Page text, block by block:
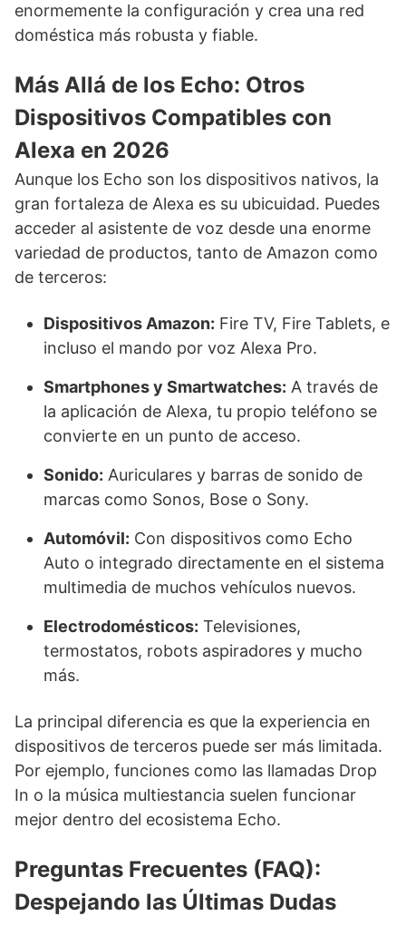
enormemente la configuración y crea una red
doméstica más robusta y fiable.
Más Allá de los Echo: Otros
Dispositivos Compatibles con
Alexa en 2026
Aunque los Echo son los dispositivos nativos, la
gran fortaleza de Alexa es su ubicuidad. Puedes
acceder al asistente de voz desde una enorme
variedad de productos, tanto de Amazon como
de terceros:
Dispositivos Amazon: Fire TV, Fire Tablets, e
incluso el mando por voz Alexa Pro.
Smartphones y Smartwatches: A través de
la aplicación de Alexa, tu propio teléfono se
convierte en un punto de acceso.
Sonido: Auriculares y barras de sonido de
marcas como Sonos, Bose o Sony.
Automóvil: Con dispositivos como Echo
Auto o integrado directamente en el sistema
multimedia de muchos vehículos nuevos.
Electrodomésticos: Televisiones,
termostatos, robots aspiradores y mucho
más.
La principal diferencia es que la experiencia en
dispositivos de terceros puede ser más limitada.
Por ejemplo, funciones como las llamadas Drop
In o la música multiestancia suelen funcionar
mejor dentro del ecosistema Echo.
Preguntas Frecuentes (FAQ):
Despejando las Últimas Dudas